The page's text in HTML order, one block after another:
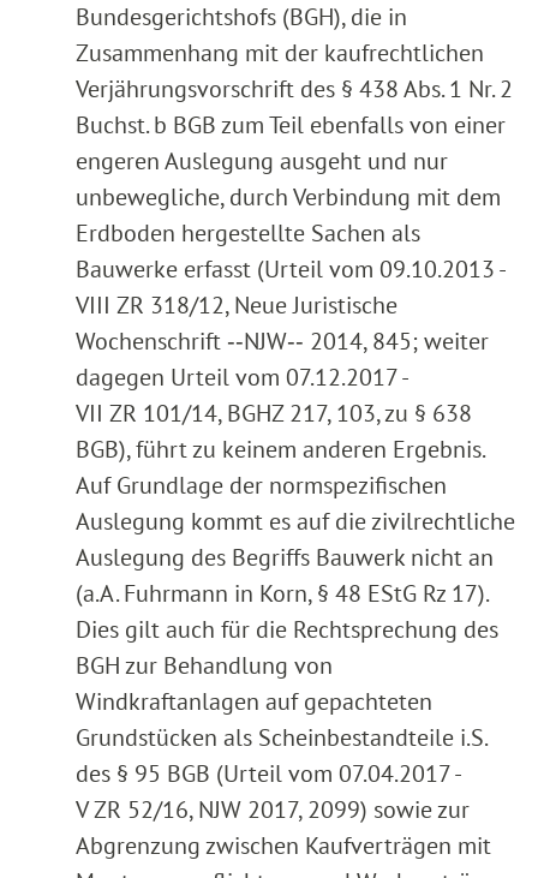
Bundesgerichtshofs (BGH), die in
Zusammenhang mit der kaufrechtlichen
Verjährungsvorschrift des § 438 Abs. 1 Nr. 2
Buchst. b BGB zum Teil ebenfalls von einer
engeren Auslegung ausgeht und nur
unbewegliche, durch Verbindung mit dem
Erdboden hergestellte Sachen als
Bauwerke erfasst (Urteil vom 09.10.2013 -
VIII ZR 318/12, Neue Juristische
Wochenschrift ‑‑NJW‑‑ 2014, 845; weiter
dagegen Urteil vom 07.12.2017 -
VII ZR 101/14, BGHZ 217, 103, zu § 638
BGB), führt zu keinem anderen Ergebnis.
Auf Grundlage der normspezifischen
Auslegung kommt es auf die zivilrechtliche
Auslegung des Begriffs Bauwerk nicht an
(a.A. Fuhrmann in Korn, § 48 EStG Rz 17).
Dies gilt auch für die Rechtsprechung des
BGH zur Behandlung von
Windkraftanlagen auf gepachteten
Grundstücken als Scheinbestandteile i.S.
des § 95 BGB (Urteil vom 07.04.2017 -
V ZR 52/16, NJW 2017, 2099) sowie zur
Abgrenzung zwischen Kaufverträgen mit